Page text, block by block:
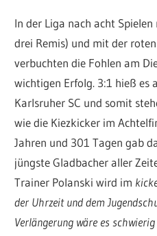
In der Liga nach acht
drei Remis) und mit der
verbuchten die Fohlen am
wichtigen Erfolg. 3:1 hieß es
Karlsruher SC und somit
wie die Kiezkicker im
Jahren und 301 Tagen gab
jüngste Gladbacher aller
Trainer Polanski wird im
der Uhrzeit und dem
Verlängerung wäre es